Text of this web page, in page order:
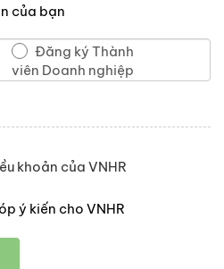
của bạn
Đăng ký Thành
viên Doanh nghiệp
khoản của VNHR
ý kiến cho VNHR